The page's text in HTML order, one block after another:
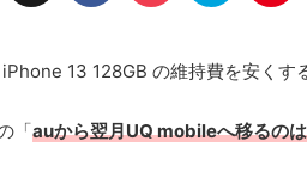
13 128GB の維持費を安くす
「auから翌月UQ mobileへ移るの